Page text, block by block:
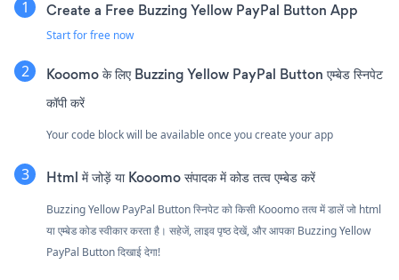
Create a Free Buzzing Yellow PayPal Button App
Start for free now
Kooomo के लिए Buzzing Yellow PayPal Button एम्बेड स्निपेट
कॉपी करें
Your code block will be available once you create your app
Html में जोड़ें या Kooomo संपादक में कोड तत्व एम्बेड करें
Buzzing Yellow PayPal Button स्निपेट को किसी Kooomo तत्व में डालें जो html
या एम्बेड कोड स्वीकार करता है। सहेजें, लाइव पृष्ठ देखें, और आपका Buzzing Yellow
PayPal Button दिखाई देगा!